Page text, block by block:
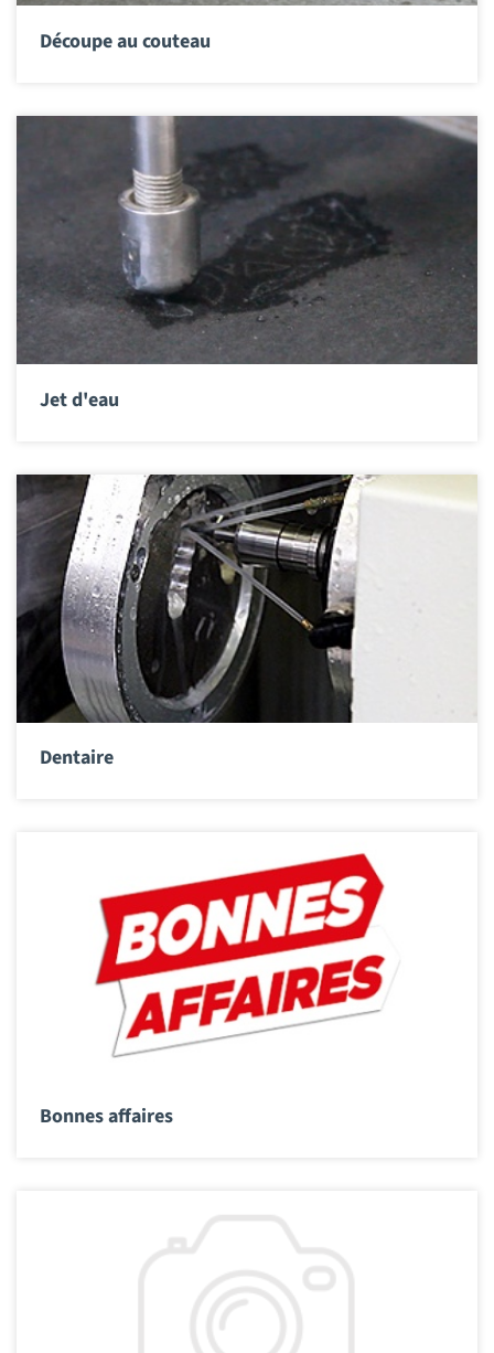
Découpe au couteau
Jet d'eau
Dentaire
Bonnes affaires